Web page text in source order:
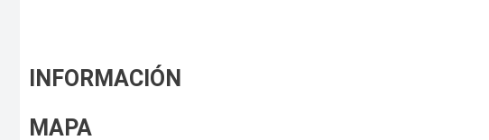
INFORMACIÓN
MAPA